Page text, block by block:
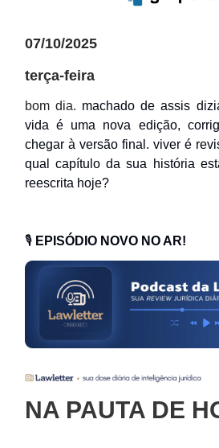
07/10/2025
terça-feira
bom dia. machado de assis
vida é uma nova edição,
chegar à versão final. viver é
qual capítulo da sua história
reescrita hoje?
🎙️ EPISÓDIO NOVO NO AR!
NA PAUTA DE